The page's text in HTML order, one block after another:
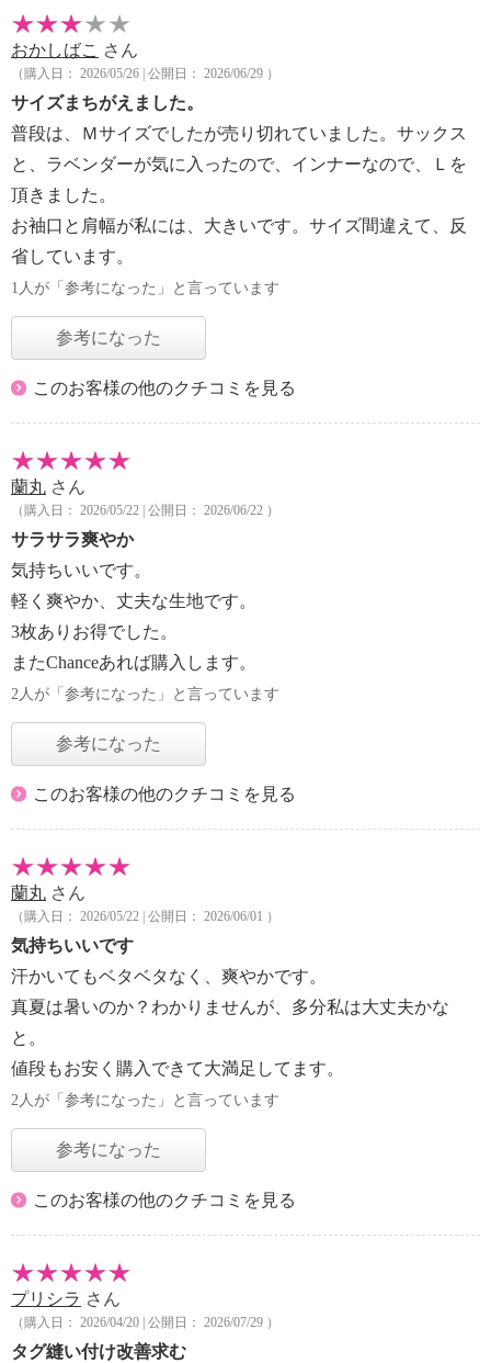
おかしばこ さん
（購入日： 2026/05/26 | 公開日： 2026/06/29 ）
サイズまちがえました。
普段は、Ｍサイズでしたが売り切れていました。サックス
と、ラベンダーが気に入ったので、インナーなので、Ｌを
頂きました。
お袖口と肩幅が私には、大きいです。サイズ間違えて、反
省しています。
1人が「参考になった」と言っています
参考になった
このお客様の他のクチコミを見る
蘭丸 さん
（購入日： 2026/05/22 | 公開日： 2026/06/22 ）
サラサラ爽やか
気持ちいいです。
軽く爽やか、丈夫な生地です。
3枚ありお得でした。
またChanceあれば購入します。
2人が「参考になった」と言っています
参考になった
このお客様の他のクチコミを見る
蘭丸 さん
（購入日： 2026/05/22 | 公開日： 2026/06/01 ）
気持ちいいです
汗かいてもベタベタなく、爽やかです。
真夏は暑いのか？わかりませんが、多分私は大丈夫かな
と。
値段もお安く購入できて大満足してます。
2人が「参考になった」と言っています
参考になった
このお客様の他のクチコミを見る
プリシラ さん
（購入日： 2026/04/20 | 公開日： 2026/07/29 ）
タグ縫い付け改善求む